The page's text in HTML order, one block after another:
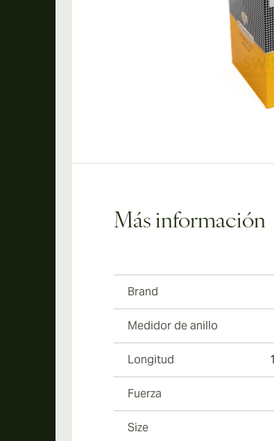
Más información
Brand
Medidor de anillo
Longitud
Fuerza
Size